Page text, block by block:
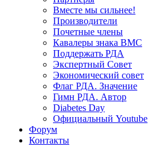
Вместе мы сильнее!
Производители
Почетные члены
Кавалеры знака ВМС
Поддержать РДА
Экспертный Совет
Экономический совет
Флаг РДА. Значение
Гимн РДА. Автор
Diabetes Day
Официальный Youtube
Форум
Контакты